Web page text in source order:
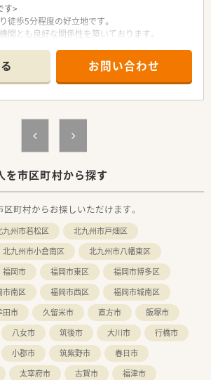
間は、週40時間の月単位の変形労働時間制。長
な医療業界で「全社員残業ゼロ（繁忙期除く）」を
す。
イベートの充実が仕事の質につながるという観
満足がお客様満足につながる」という理念の根幹
業員から愛される秘訣です。
やがん専門薬剤師など、様々なキャリア構築に向
取り揃えています。
い方やブランクがある方も安心できる教育プロ
で安心してスキルアップ出来ます。
ては、基本研修から興味ある分野を学べるテー
、その他年次や役職に合わせた研修が充実してい
は、九州がんセンターと九州大学病院と提携を
集めなどは可能です。
コンテンツある動画は自宅でも視聴可能なよ
付与されています。
社負担で受ける事ができ、認定薬剤師資格の
。
す>
徒歩5分程度の好立地です。
関とも良好な関係性を築いております。
～13:30(14:00)の中でシフトの希望をお伺い致し
っておりお休みもしっかりと取得できます。
ので車通勤の場合は近隣のコインパーキングを
す。
払い出しで門前のクリニックと連携して対応し
13:30(14:00)の中でシフトの希望をお伺い致し
歳の女性、事務さんは60歳前後の女性です。
す＞
大野城市1店舗、小郡市1店舗の計3店舗展開して
で現場に出られております。
っかり教育されているため調剤補助など業務負
をされております。
お問い合わせ
を市区町村から探す
町村からお探しいただけます。
九州市若松区
北九州市戸畑区
北九州市小倉南区
北九州市八幡東区
福岡市 福岡市東区
福岡市博多区
市南区 福岡市西区
福岡市城南区
田市 久留米市 直方市
飯塚市
八女市 筑後市 大川市
行橋市
小郡市 筑紫野市
春日市
太宰府市 古賀市
福津市